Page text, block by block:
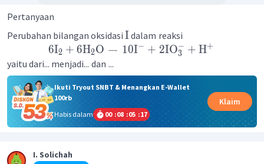
Pertanyaan
Perubahan bilangan oksidasi Idalam reaksi
6I2 + 6H2O → 10I− + 2IO3
− + H+
yaitu dari... menjadi... dan ...
Ikuti Tryout SNBT & Menangkan E-Wallet
100rb
Habis dalam
00 :08 :05 :17
Klaim
I. Solichah